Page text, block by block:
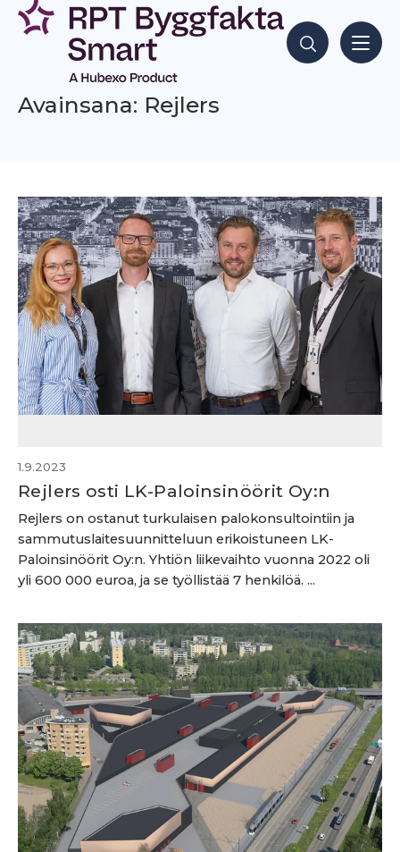
Siirry
sisältöön
Hae sisältöjä
Avainsana: Rejlers
1.9.2023
Rejlers osti LK-Paloinsinöörit Oy:n
Rejlers on ostanut turkulaisen palokonsultointiin ja
sammutuslaitesuunnitteluun erikoistuneen LK-
Paloinsinöörit Oy:n. Yhtiön liikevaihto vuonna 2022 oli
yli 600 000 euroa, ja se työllistää 7 henkilöä. ...